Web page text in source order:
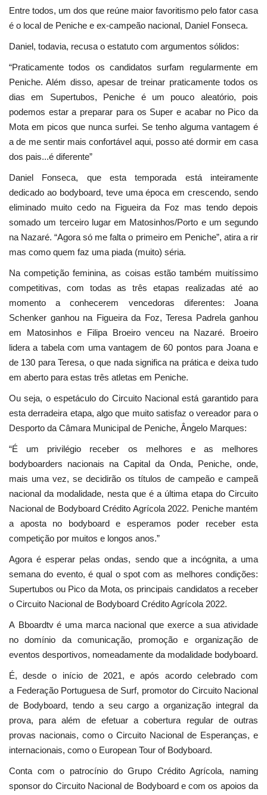
Entre todos, um dos que reúne maior favoritismo pelo fator casa
é o local de Peniche e ex-campeão nacional, Daniel Fonseca.
Daniel, todavia, recusa o estatuto com argumentos sólidos:
“Praticamente todos os candidatos surfam regularmente em
Peniche. Além disso, apesar de treinar praticamente todos os
dias em Supertubos, Peniche é um pouco aleatório, pois
podemos estar a preparar para os Super e acabar no Pico da
Mota em picos que nunca surfei. Se tenho alguma vantagem é
a de me sentir mais confortável aqui, posso até dormir em casa
dos pais...é diferente”
Daniel Fonseca, que esta temporada está inteiramente
dedicado ao bodyboard, teve uma época em crescendo, sendo
eliminado muito cedo na Figueira da Foz mas tendo depois
somado um terceiro lugar em Matosinhos/Porto e um segundo
na Nazaré. “Agora só me falta o primeiro em Peniche”, atira a rir
mas como quem faz uma piada (muito) séria.
Na competição feminina, as coisas estão também muitíssimo
competitivas, com todas as três etapas realizadas até ao
momento a conhecerem vencedoras diferentes: Joana
Schenker ganhou na Figueira da Foz, Teresa Padrela ganhou
em Matosinhos e Filipa Broeiro venceu na Nazaré. Broeiro
lidera a tabela com uma vantagem de 60 pontos para Joana e
de 130 para Teresa, o que nada significa na prática e deixa tudo
em aberto para estas três atletas em Peniche.
Ou seja, o espetáculo do Circuito Nacional está garantido para
esta derradeira etapa, algo que muito satisfaz o vereador para o
Desporto da Câmara Municipal de Peniche, Ângelo Marques:
“É um privilégio receber os melhores e as melhores
bodyboarders nacionais na Capital da Onda, Peniche, onde,
mais uma vez, se decidirão os títulos de campeão e campeã
nacional da modalidade, nesta que é a última etapa do Circuito
Nacional de Bodyboard Crédito Agrícola 2022. Peniche mantém
a aposta no bodyboard e esperamos poder receber esta
competição por muitos e longos anos.”
Agora é esperar pelas ondas, sendo que a incógnita, a uma
semana do evento, é qual o spot com as melhores condições:
Supertubos ou Pico da Mota, os principais candidatos a receber
o Circuito Nacional de Bodyboard Crédito Agrícola 2022.
A Bboardtv é uma marca nacional que exerce a sua atividade
no domínio da comunicação, promoção e organização de
eventos desportivos, nomeadamente da modalidade bodyboard.
É, desde o início de 2021, e após acordo celebrado com
a Federação Portuguesa de Surf, promotor do Circuito Nacional
de Bodyboard, tendo a seu cargo a organização integral da
prova, para além de efetuar a cobertura regular de outras
provas nacionais, como o Circuito Nacional de Esperanças, e
internacionais, como o European Tour of Bodyboard.
Conta com o patrocínio do Grupo Crédito Agrícola, naming
sponsor do Circuito Nacional de Bodyboard e com os apoios da